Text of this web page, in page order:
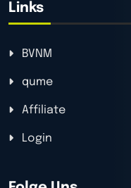
Links
BVNM
qume
Affiliate
Login